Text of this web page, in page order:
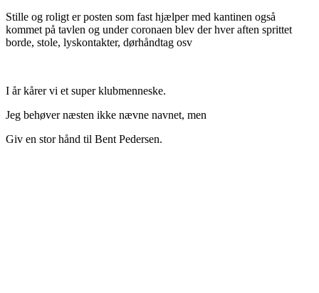
Stille og roligt er posten som fast hjælper med kantinen også
kommet på tavlen og under coronaen blev der hver aften sprittet
borde, stole, lyskontakter, dørhåndtag osv
I år kårer vi et super klubmenneske.
Jeg behøver næsten ikke nævne navnet, men
Giv en stor hånd til Bent Pedersen.